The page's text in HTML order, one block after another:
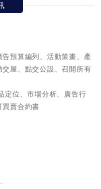
預算編列、活動策畫、產
屋、點交公設、召開所有
定位、市場分析、廣告行
買賣合約書